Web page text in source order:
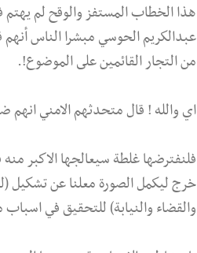
هذا الخطاب المستفز والوقح لم
عبدالكريم الحوسي مبشرا الناس
من التجار القائمين على الموضوع!.
اي والله ! قال متحدثهم الامني انهم
فلنفترضها غلطة سيعالجها الاكبر
خرج ليكمل الصورة معلنا عن تشكيل
والقضاء والنيابة) للتحقيق في